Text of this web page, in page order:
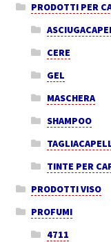
PRODOTTI PER
CERE
GEL
MASCHERA
SHAMPOO
TINTE PER
PRODOTTI VISO
PROFUMI
4711